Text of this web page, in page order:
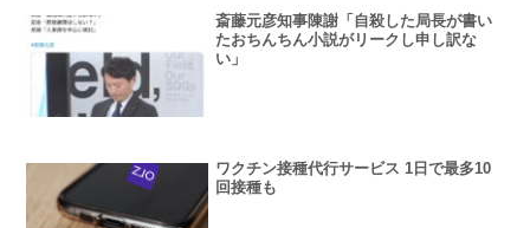
斎藤元彦知事陳謝「自殺した局長が書い
たおちんちん小説がリークし申し訳な
い」
ワクチン接種代行サービス 1日で最多10
回接種も